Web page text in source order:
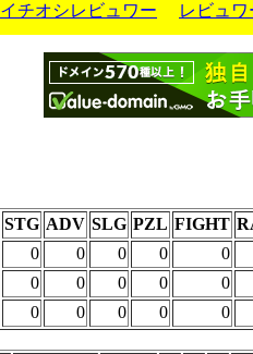
イチオシレビュワー レビュワ
STG ADV SLG PZL FIGHT
0 0 0 0
0
0 0 0 0
0
0 0 0 0 0